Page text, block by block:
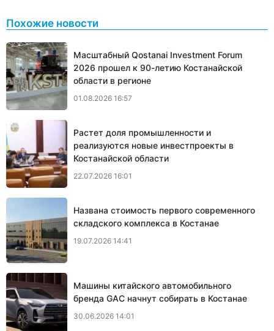
Похожие новости
Масштабный Qostanai Investment Forum
2026 прошел к 90-летию Костанайской
области в регионе
01.08.2026 16:57
Растет доля промышленности и
реализуются новые инвестпроекты в
Костанайской области
22.07.2026 16:01
Названа стоимость первого современного
складского комплекса в Костанае
19.07.2026 14:41
Машины китайского автомобильного
бренда GAC начнут собирать в Костанае
30.06.2026 14:01